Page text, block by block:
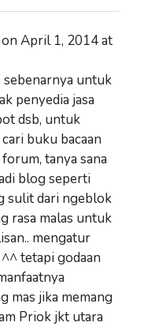
April 1, 2014at
sebenarnya untuk
penyedia jasa
dsb, untuk
buku bacaan
tanya sana
blog seperti
sulit dari ngeblok
rasa malas untuk
mengatur
tetapi godaan
mas jika memang
Priok jkt utara